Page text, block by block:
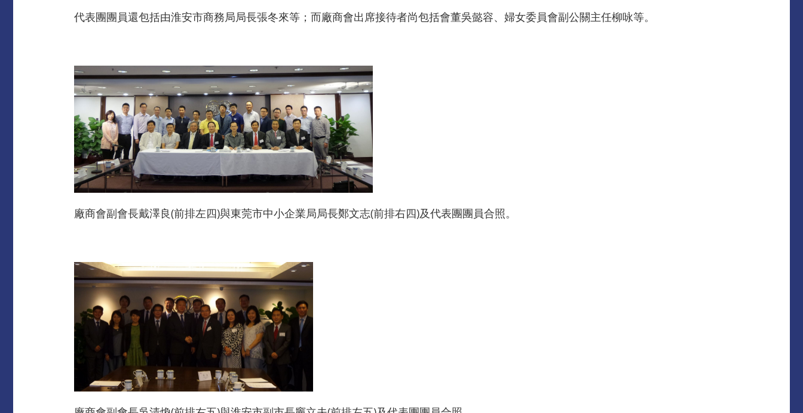
代表團團員還包括由淮安市商務局局長張冬來等；而廠商會出席接待者尚包括會董吳懿容、婦女委員會副公關主任柳咏等。
廠商會副會長戴澤良(前排左四)與東莞市中小企業局局長鄭文志(前排右四)及代表團團員合照。